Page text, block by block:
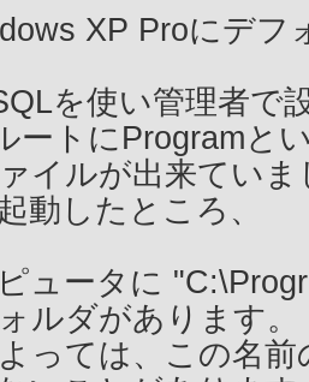
XP Proにデフ
を使い管理者で
ートにProgramと
イルが出来ていま
動したところ、
ュータに
ルダがあります。
っては、この名